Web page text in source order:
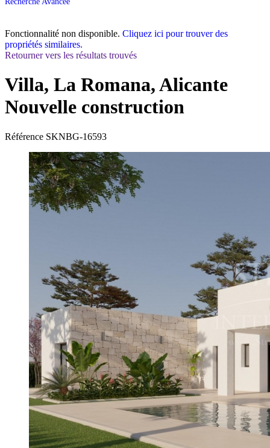
Fonctionnalité non disponible. Cliquez ici pour trouver des
propriétés similaires.
Retourner vers les résultats trouvés
Villa, La Romana, Alicante
Nouvelle construction
Référence SKNBG-16593